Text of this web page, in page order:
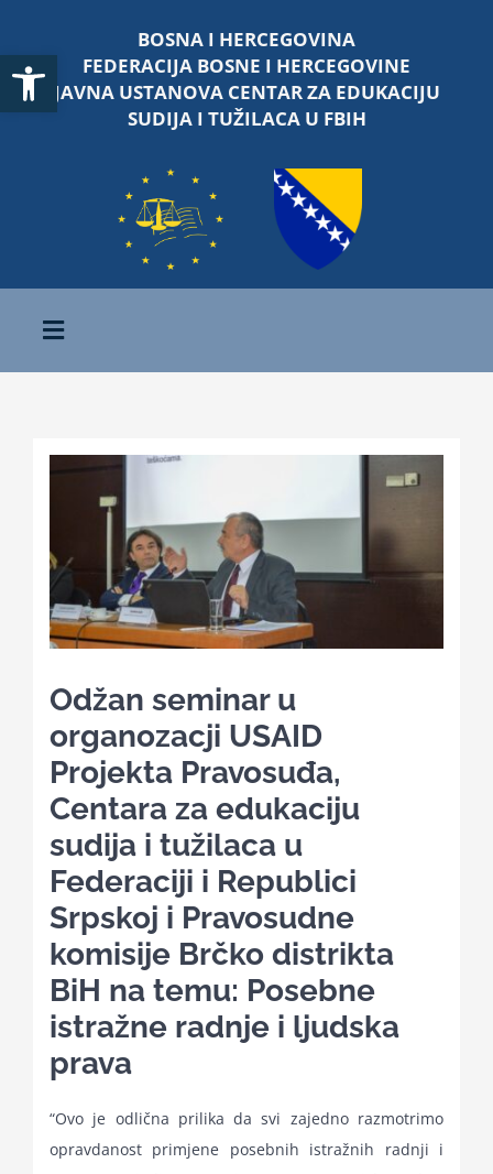
Open toolbar
content
BOSNA I HERCEGOVINA
FEDERACIJA BOSNE I HERCEGOVINE
JAVNA USTANOVA CENTAR ZA EDUKACIJU
SUDIJA I TUŽILACA U FBIH
Toggle
Navigation
Kalendar aktivnosti
Edukativni materijali
Publikacije
Projekti
Novosti
Kontakt
Search
Odžan seminar u
organozacji USAID
Projekta Pravosuđa,
Centara za edukaciju
sudija i tužilaca u
Federaciji i Republici
Srpskoj i Pravosudne
komisije Brčko distrikta
BiH na temu: Posebne
istražne radnje i ljudska
prava
“Ovo je odlična prilika da svi zajedno razmotrimo
opravdanost primjene posebnih istražnih radnji i